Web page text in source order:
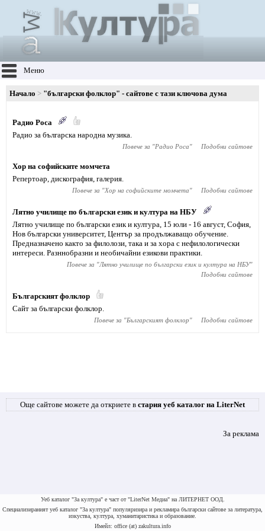
Меню
Начало "български фолклор" - сайтове с тази ключова дума
Радио Роса
Радио за българска народна музика.
Повече за "Радио Роса" Подобни сайтове
Хор на софийските момчета
Репертоар, дискография, галерия.
Повече за "Хор на софийските момчета" Подобни сайтове
Лятно училище по български език и култура на НБУ
Лятно училище по български език и култура, 15 юли - 16 август, София,
Нов български университет, Център за продължаващо обучение.
Предназначено както за филолози, така и за хора с нефилологически
интереси. Разннобразни и необичайни езикови практики.
Повече за "Лятно училище по български език и култура на НБУ"
Подобни сайтове
Българският фолклор
Сайт за български фолклор.
Повече за "Българският фолклор" Подобни сайтове
Още сайтове можете да откриете в стария уеб каталог на LiterNet
За реклама
Уеб каталог "За култура" е част от "LiterNet Медиа" на ЛИТЕРНЕТ ООД.
Специализираният уеб каталог "За култура" популяризира и рекламира български сайтове за литература,
изкуства, култура, хуманитаристика и образование.
Имейл: office (at) zakultura.info